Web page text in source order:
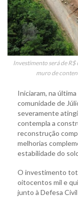
Investimento será de
muro de
Iniciaram, na
comunidade de
severamente
contempla a
reconstrução
melhorias
estabilidade do
O investimento
oitocentos mil e
junto à Defesa